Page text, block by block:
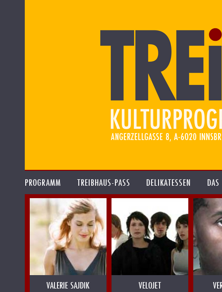
PROGRAMM TREIBHAUS-PASS DELIKATESSEN
VALERIE SAJDIK VELOJET